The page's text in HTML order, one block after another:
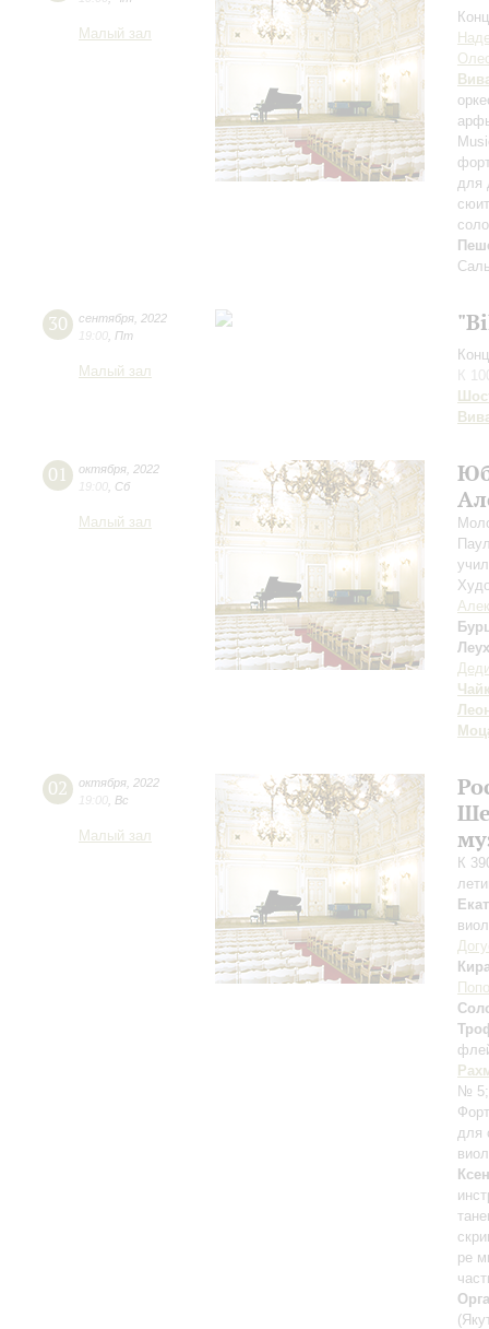
Малый зал
для
30 сентября 2022
19:00 Пт
Малый зал
К
01 октября 2022
19:00 Сб
Малый зал
02 октября 2022
19:00 Вс
Малый зал
К
№
для
ре